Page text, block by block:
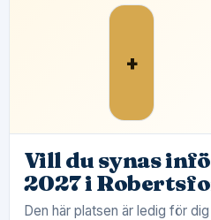
+
Vill du synas
2027 i
Den här platsen är ledig för